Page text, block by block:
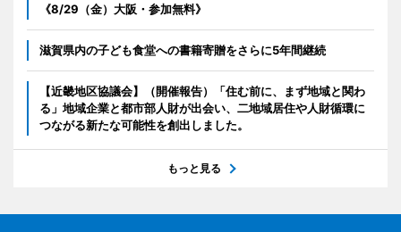
《8/29（金）大阪・参加無料》
滋賀県内の子ども食堂への書籍寄贈をさらに5年間継続
【近畿地区協議会】（開催報告）「住む前に、まず地域と関わ
る」地域企業と都市部人財が出会い、二地域居住や人財循環に
つながる新たな可能性を創出しました。
もっと見る